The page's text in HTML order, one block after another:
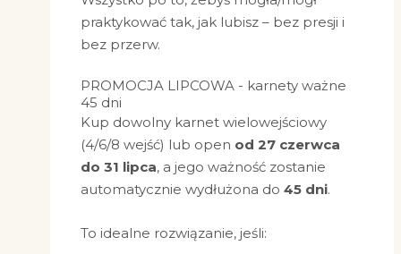
praktykować tak, jak lubisz – bez presji i
bez przerw.
PROMOCJA LIPCOWA - karnety ważne
45 dni
Kup dowolny karnet wielowejściowy
(4/6/8 wejść) lub open od 27 czerwca
do 31 lipca, a jego ważność zostanie
automatycznie wydłużona do45 dni.
To idealne rozwiązanie, jeśli: